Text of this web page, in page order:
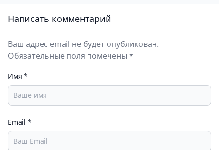
Написать комментарий
Ваш адрес email не будет опубликован.
Обязательные поля помечены *
Имя *
Email *